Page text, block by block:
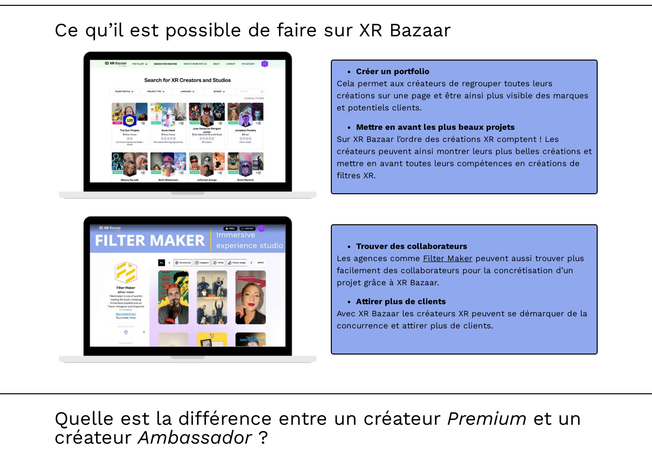
Ce qu’il est possible de faire sur XR Bazaar
Créer un portfolio
Cela permet aux créateurs de regrouper toutes leurs
créations sur une page et être ainsi plus visible des marques
et potentiels clients.
Mettre en avant les plus beaux projets
Sur XR Bazaar l’ordre des créations XR comptent ! Les
créateurs peuvent ainsi montrer leurs plus belles créations et
mettre en avant toutes leurs compétences en créations de
filtres XR.
Trouver des collaborateurs
Les agences comme Filter Maker peuvent aussi trouver plus
facilement des collaborateurs pour la concrétisation d’un
projet grâce à XR Bazaar.
Attirer plus de clients
Avec XR Bazaar les créateurs XR peuvent se démarquer de la
concurrence et attirer plus de clients.
Quelle est la différence entre un créateur Premium et un
créateurAmbassador?